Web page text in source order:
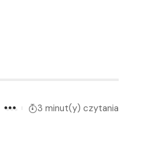
3 minut(y) czytania